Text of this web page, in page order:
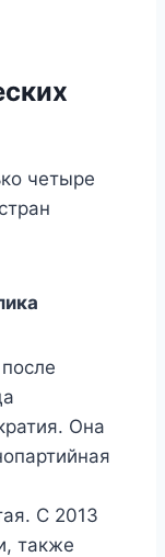
четыре
Она
С 2013
также